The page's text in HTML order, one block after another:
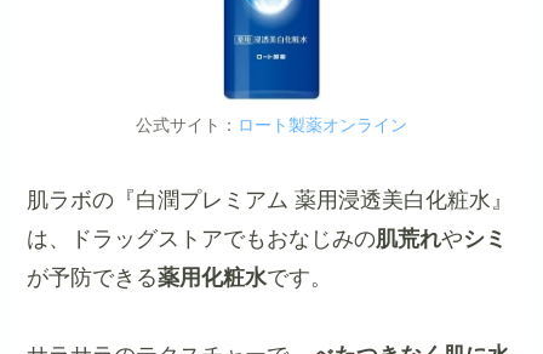
公式サイト： ロート製薬オンライン
肌ラボの『白潤プレミアム 薬用浸透美白化粧水』
は、ドラッグストアでもおなじみの肌荒れやシミ
が予防できる薬用化粧水です。